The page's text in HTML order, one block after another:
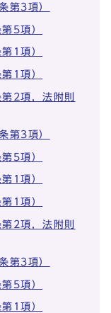
第3項）
5項）
1項）
1項）
2項，法附則
第3項）
5項）
1項）
1項）
2項，法附則
第3項）
5項）
1項）